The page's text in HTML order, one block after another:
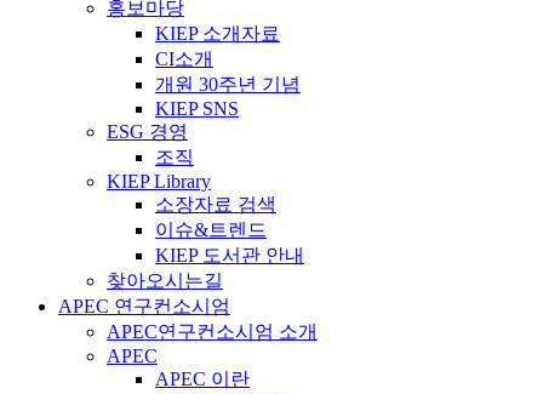
홍보마당
KIEP 소개자료
CI소개
개원 30주년 기념
KIEP SNS
ESG 경영
조직
KIEP Library
소장자료 검색
이슈&트렌드
KIEP 도서관 안내
찾아오시는길
APEC 연구컨소시엄
APEC연구컨소시엄 소개
APEC
APEC 이란